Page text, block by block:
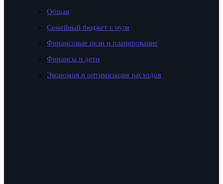
Общая
Семейный бюджет с нуля
Финансовые цели и планирование
Финансы и дети
Экономия и оптимизация расходов